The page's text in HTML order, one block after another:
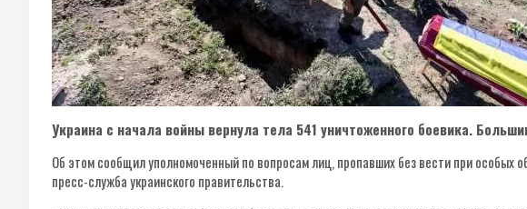
Украина с начала войны вернула тела 541 уничтоженного боевика.
Об этом сообщил уполномоченный по вопросам лиц, пропавших без вести при особых
пресс-служба украинского правительства.